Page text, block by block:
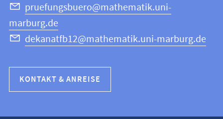
pruefungsbuero@mathematik.uni-
marburg.de
dekanatfb12@mathematik.uni-marburg.de
KONTAKT & ANREISE